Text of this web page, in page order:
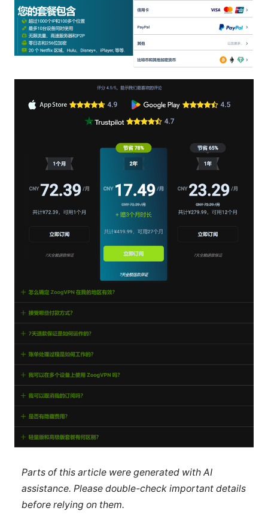
Parts of this article were generated with AI
assistance. Please double-check important details
before relying on them.